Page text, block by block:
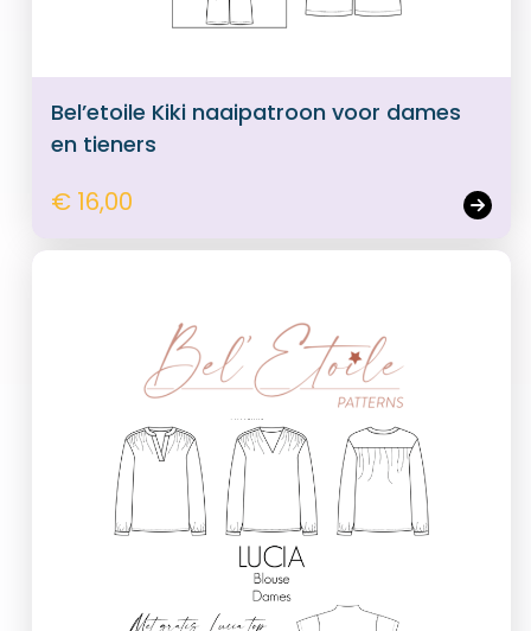
Bel’etoile Kiki naaipatroon voor dames
en tieners
€ 16,00